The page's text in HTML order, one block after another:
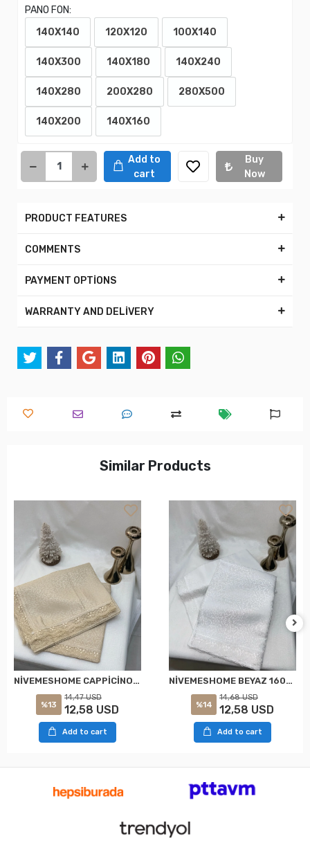
PANO FON:
140X140
120X120 100X140
140X300 140X180 140X240
140X280 200X280 280X500
140X200 140X160
Add to
cart
Buy
Now
PRODUCT FEATURES
COMMENTS
PAYMENT OPTİONS
WARRANTY AND DELİVERY
Similar Products
NİVEMESHOME CAPPİCİNO 160X220 KDK FRANSIZ DANTELLİ MASA ÖRTÜSÜ
%13
14,47 USD
12,58 USD
Add to cart
NİVEMESHOME BEYAZ 160X220 KDK FRANSIZ DANTELLİ MASA ÖRTÜSÜ
%14
14,68 USD
12,58 USD
Add to cart